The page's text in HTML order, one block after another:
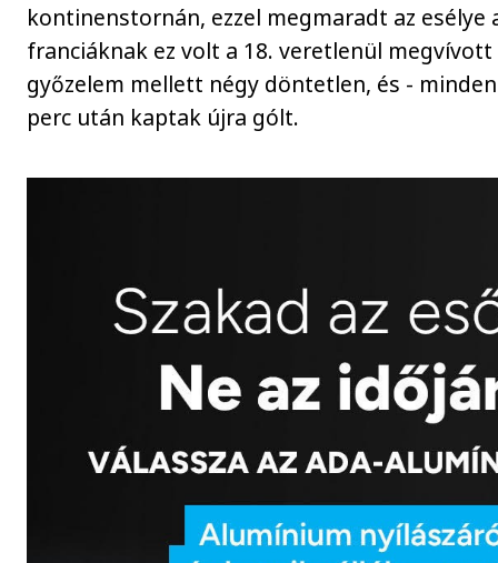
kontinenstornán, ezzel megmaradt az
franciáknak ez volt a 18. veretlenül
győzelem mellett négy döntetlen, és -
perc után kaptak újra gólt.